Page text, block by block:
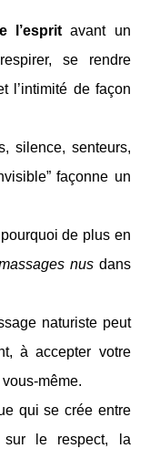
l’esprit avant un
se rendre
l’intimité de façon
silence, senteurs,
façonne un
de plus en
nusdans
naturiste peut
à accepter votre
même.
qui se crée entre
sur le respect, la